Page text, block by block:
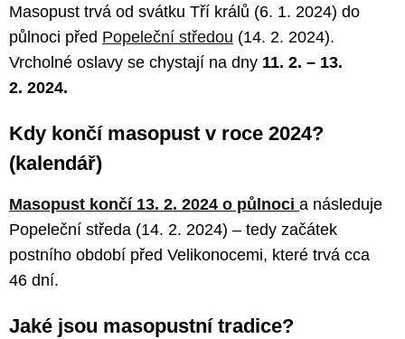
Masopust trvá od svátku Tří králů (6. 1. 2024) do
půlnoci před Popeleční středou (14. 2. 2024).
Vrcholné oslavy se chystají na dny 11. 2. – 13.
2. 2024.
Kdy končí masopust v roce 2024?
(kalendář)
Masopust končí 13. 2. 2024 o půlnoci a následuje
Popeleční středa (14. 2. 2024) – tedy začátek
postního období před Velikonocemi, které trvá cca
46 dní.
Jaké jsou masopustní tradice?